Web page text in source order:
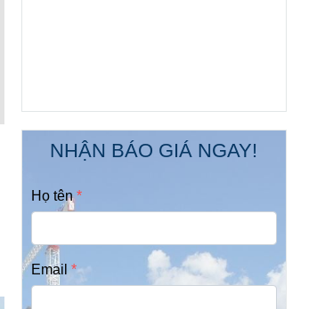
NHẬN BÁO GIÁ NGAY!
Họ tên
Email